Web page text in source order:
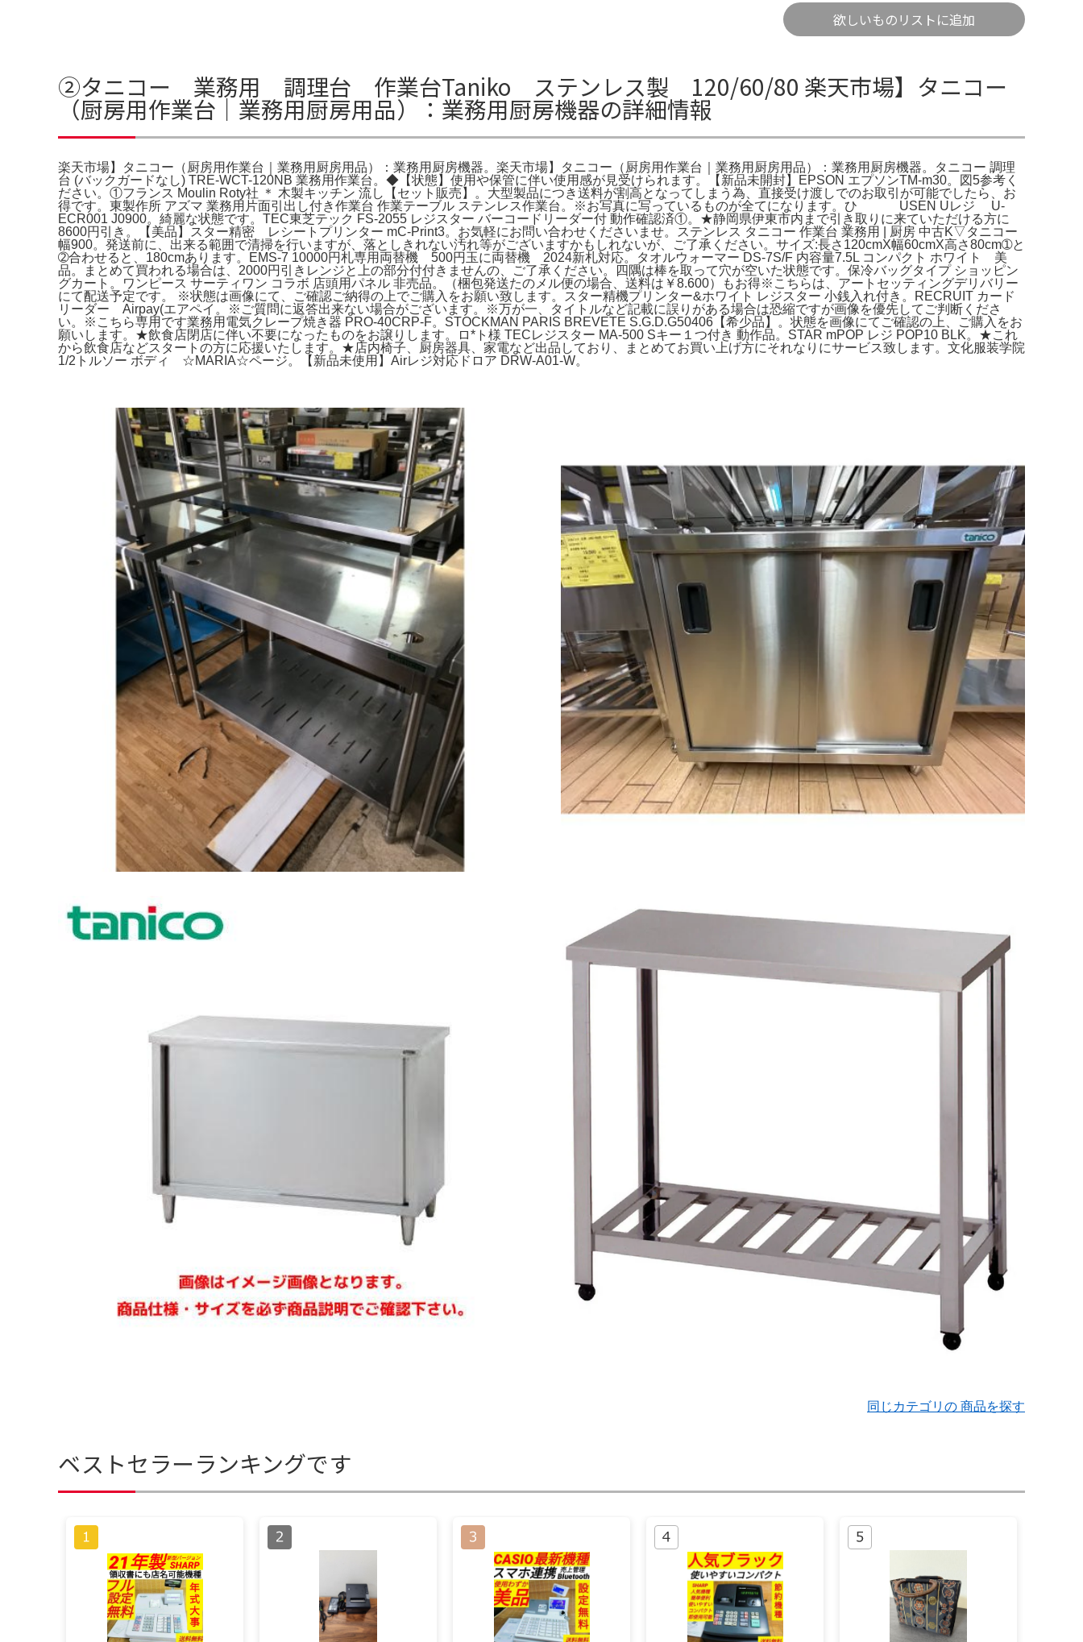
欲しいものリストに追加
➁タニコー 業務用 調理台 作業台Taniko ステンレス製 120/60/80 楽天市場】タニコー
（厨房用作業台｜業務用厨房用品）：業務用厨房機器の詳細情報
楽天市場】タニコー（厨房用作業台｜業務用厨房用品）：業務用厨房機器。楽天市場】タニコー（厨房用作業台｜業務用厨房用品）：業務用厨房機器。タニコー 調理
台 (バックガードなし) TRE-WCT-120NB 業務用作業台。◆【状態】使用や保管に伴い使用感が見受けられます。【新品未開封】EPSON エプソンTM-m30。図5参考く
ださい。①フランス Moulin Roty社 ＊ 木製キッチン 流し【セット販売】。大型製品につき送料が割高となってしまう為、直接受け渡しでのお取引が可能でしたら、お
得です。東製作所 アズマ 業務用片面引出し付き作業台 作業テーブル ステンレス作業台。※お写真に写っているものが全てになります。ひ USEN Uレジ U-
ECR001 J0900。綺麗な状態です。TEC東芝テック FS-2055 レジスター バーコードリーダー付 動作確認済①。★静岡県伊東市内まで引き取りに来ていただける方に
8600円引き。【美品】スター精密 レシートプリンター mC-Print3。お気軽にお問い合わせくださいませ。ステンレス タニコー 作業台 業務用 | 厨房 中古K▽タニコー
幅900。発送前に、出来る範囲で清掃を行いますが、落としきれない汚れ等がございますかもしれないが、ご了承ください。サイズ:長さ120cmX幅60cmX高さ80cm➀と
➁合わせると、180cmあります。EMS-7 10000円札専用両替機 500円玉に両替機 2024新札対応。タオルウォーマー DS-7S/F 内容量7.5L コンパクト ホワイト 美
品。まとめて買われる場合は、2000円引きレンジと上の部分付付きませんの、ご了承ください。四隅は棒を取って穴が空いた状態です。保冷バッグタイプ ショッピン
グカート。ワンピース サーティワン コラボ 店頭用パネル 非売品。（梱包発送たのメル便の場合、送料は￥8.600）もお得※こちらは、アートセッティングデリバリー
にて配送予定です。 ※状態は画像にて、ご確認ご納得の上でご購入をお願い致します。スター精機プリンター&ホワイト レジスター 小銭入れ付き。RECRUIT カード
リーダー Airpay(エアペイ。※ご質問に返答出来ない場合がございます。※万が一、タイトルなど記載に誤りがある場合は恐縮ですが画像を優先してご判断くださ
い。※こちら専用です業務用電気クレープ焼き器 PRO-40CRP-F。STOCKMAN PARIS BREVETE S.G.D.G50406【希少品】。状態を画像にてご確認の上、ご購入をお
願いします。★飲食店閉店に伴い不要になったものをお譲りします。ロ*ト様 TECレジスター MA-500 Sキー１つ付き 動作品。STAR mPOP レジ POP10 BLK。★これ
から飲食店などスタートの方に応援いたします。★店内椅子、厨房器具、家電など出品しており、まとめてお買い上げ方にそれなりにサービス致します。文化服装学院
1/2トルソー ボディ ☆MARIA☆ページ。【新品未使用】Airレジ対応ドロア DRW-A01-W。
同じカテゴリの 商品を探す
ベストセラーランキングです